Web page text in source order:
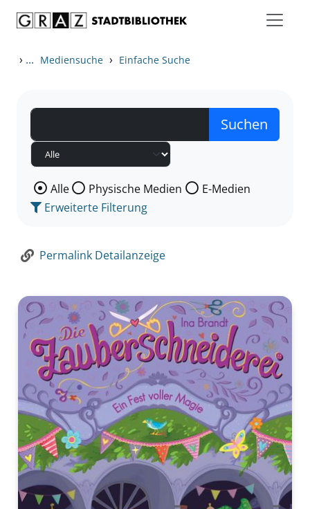
› ... Mediensuche › Einfache Suche
Wählen Sie die Medienart nach der Sie suchen wollen.
Alle Physische Medien
E-Medien
Erweiterte Filterung
Permalink Detailanzeige